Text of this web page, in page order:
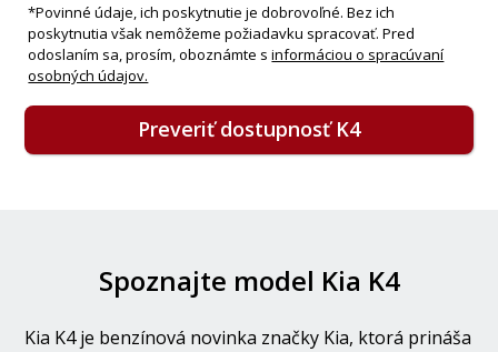
*Povinné údaje, ich poskytnutie je dobrovoľné. Bez ich
poskytnutia však nemôžeme požiadavku spracovať. Pred
odoslaním sa, prosím, oboznámte sinformáciou o spracúvaní
osobných údajov.
Preveriť dostupnosť K4
Spoznajte model Kia K4
Kia K4 je benzínová novinka značky Kia, ktorá prináša